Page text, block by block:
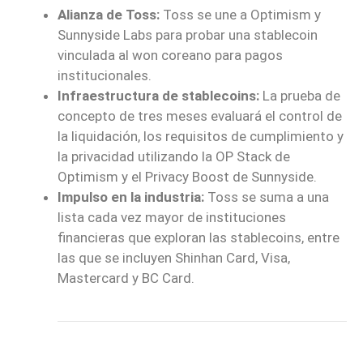
Alianza de Toss: Toss se une a Optimism y
Sunnyside Labs para probar una stablecoin
vinculada al won coreano para pagos
institucionales.
Infraestructura de stablecoins: La prueba de
concepto de tres meses evaluará el control de
la liquidación, los requisitos de cumplimiento y
la privacidad utilizando la OP Stack de
Optimism y el Privacy Boost de Sunnyside.
Impulso en la industria: Toss se suma a una
lista cada vez mayor de instituciones
financieras que exploran las stablecoins, entre
las que se incluyen Shinhan Card, Visa,
Mastercard y BC Card.